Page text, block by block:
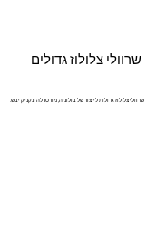
שרוולי צלולוז גדולים
שרוולי צלולוז גדולות לייצור של בולוניה, מורטדלה ונקניק יבש.